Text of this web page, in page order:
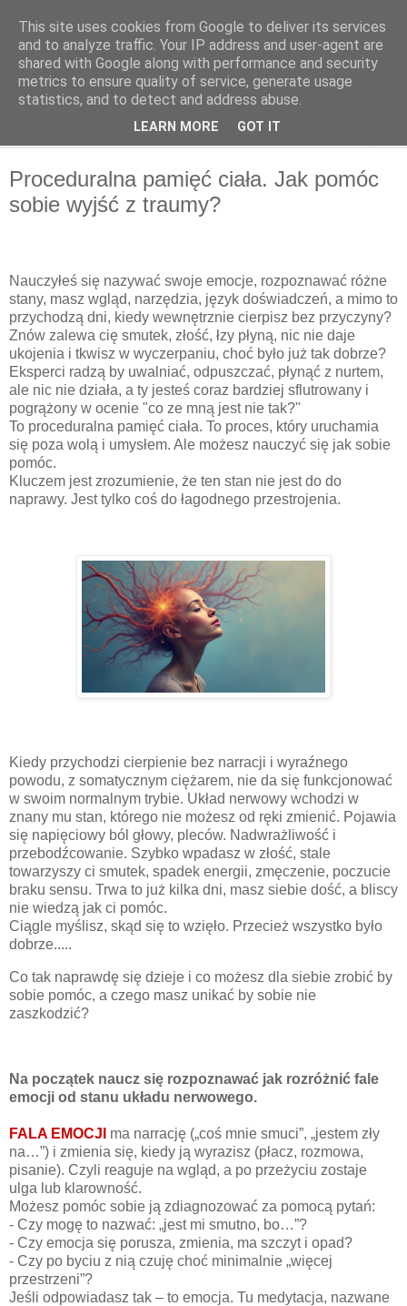
OffMatka
Proceduralna pamięć ciała. Jak pomóc
sobie wyjść z traumy?
Nauczyłeś się nazywać swoje emocje, rozpoznawać różne
stany, masz wgląd, narzędzia, język doświadczeń, a mimo to
przychodzą dni, kiedy wewnętrznie cierpisz bez przyczyny?
Znów zalewa cię smutek, złość, łzy płyną, nic nie daje
ukojenia i tkwisz w wyczerpaniu, choć było już tak dobrze?
Eksperci radzą by uwalniać, odpuszczać, płynąć z nurtem,
ale nic nie działa, a ty jesteś coraz bardziej sflutrowany i
pogrążony w ocenie "co ze mną jest nie tak?"
To proceduralna pamięć ciała. To proces, który uruchamia
się poza wolą i umysłem. Ale możesz nauczyć się jak sobie
pomóc.
Kluczem jest zrozumienie, że ten stan nie jest do do
naprawy. Jest tylko coś do łagodnego przestrojenia.
Kiedy przychodzi cierpienie bez narracji i wyraźnego
powodu, z somatycznym ciężarem, nie da się funkcjonować
w swoim normalnym trybie. Układ nerwowy wchodzi w
znany mu stan, którego nie możesz od ręki zmienić. Pojawia
się napięciowy ból głowy, pleców. Nadwrażliwość i
przebodźcowanie. Szybko wpadasz w złość, stale
towarzyszy ci smutek, spadek energii, zmęczenie, poczucie
braku sensu. Trwa to już kilka dni, masz siebie dość, a bliscy
nie wiedzą jak ci pomóc.
Ciągle myślisz, skąd się to wzięło. Przecież wszystko było
dobrze.....
Co tak naprawdę się dzieje i co możesz dla siebie zrobić by
sobie pomóc, a czego masz unikać by sobie nie
zaszkodzić?
Na początek naucz się rozpoznawać jak rozróżnić fale
emocji od stanu układu nerwowego.
FALA EMOCJI ma narrację („coś mnie smuci”, „jestem zły
na…”) i zmienia się, kiedy ją wyrazisz (płacz, rozmowa,
pisanie). Czyli reaguje na wgląd, a po przeżyciu zostaje
ulga lub klarowność.
Możesz pomóc sobie ją zdiagnozować za pomocą pytań:
- Czy mogę to nazwać: „jest mi smutno, bo…”?
- Czy emocja się porusza, zmienia, ma szczyt i opad?
- Czy po byciu z nią czuję choć minimalnie „więcej
przestrzeni”?
Jeśli odpowiadasz tak – to emocja. Tu medytacja, nazwane
This site uses cookies from Google to deliver its services
and to analyze traffic. Your IP address and user-agent are
shared with Google along with performance and security
metrics to ensure quality of service, generate usage
statistics, and to detect and address abuse.
LEARN MORE GOT IT